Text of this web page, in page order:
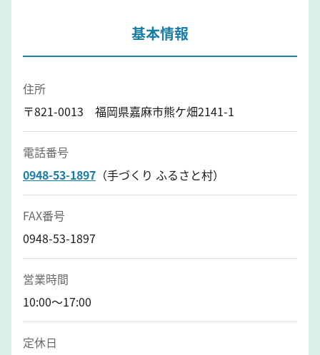
基本情報
住所
〒821-0013 福岡県嘉麻市熊ケ畑2141-1
電話番号
0948-53-1897 （手づくり ふるさと村）
FAX番号
0948-53-1897
営業時間
10:00～17:00
定休日